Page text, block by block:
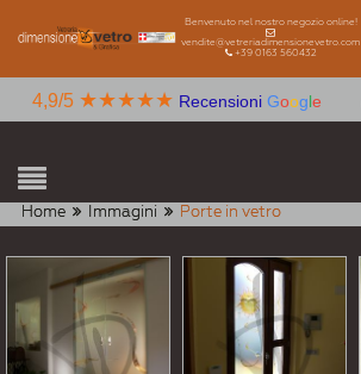
Benvenuto nel nostro negozio online!
vendite@vetreriadimensionevetro.com
+39 0163 560432
4,9/5 ★★★★★ Recensioni Google
Home Immagini Porte in vetro